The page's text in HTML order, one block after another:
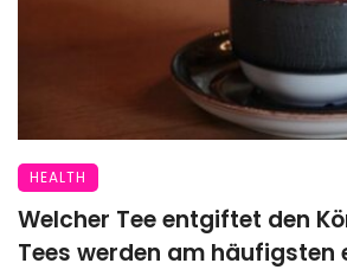
HEALTH
Welcher Tee entgiftet den
Tees werden am häufigsten